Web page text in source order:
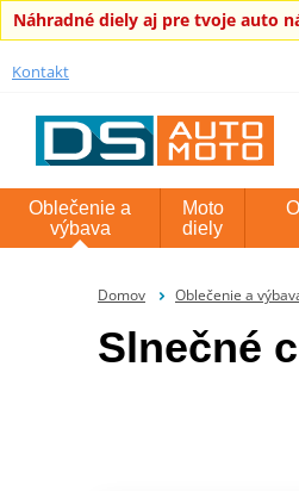
Náhradné diely aj pre tvoje auto
Kontakt
Oblečenie a
výbava
Moto
diely
Domov Oblečenie a
Slnečné